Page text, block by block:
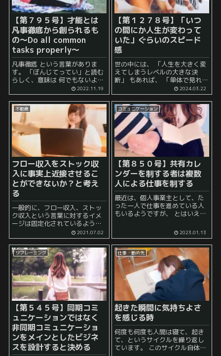
【第７９５号】才能とは
凡事徹底から創られるも
の～Do all common
tasks properly～
凡事徹底 という言葉がありま
す。 「ぼんじてってい」と読む
らしく、意味は 何でもないよう
な当たり前のことを徹底して行
う ということです。 どんな偉業
も小さなことから積み重ねから
始まるものですが、 その中...
2022.11.19
【第１２７８号】「いつ
の間にか人生が変わって
いた」ぐらいのスピード
感
世の中には、 「人生を大きく変
えてしまうレベルの大きな決
断」 もあれば、 「単体で見れば
大したことはないが、積み重な
ることによっていつの間にか人
生を変えてしまう決断」 もあり
ます。 前者は例えば、 起業...
2024.03.22
不動産
フロー収入をストック収
入に事実上近接させるこ
とができないか？と考え
る
一般的に、フロー収入、ストッ
ク収入という言葉に対するイメ
ージは固定化されているように
的には勤め人がもらえる給与所
得を指し、多くはこれは時間を
使ってお金に換える働き方を指
します。 一方で、ストック収...
2021.07.02
コミュニケーション
【第８５０号】共有カレ
ンダーを制する者は複数
人による仕事を制する
最近は、個人事業主として、た
った一人で仕事を進めている人
もいるようですが、 とはいえ、
事をしているのではなく、複数
人で仕事をしていることが多い
ようです。 例えば、一つの部署
であっても、 案件１...
2023.01.13
リフレーミング
【第５４５号】同期コミ
ュニケーションではなく
非同期コミュニケーショ
ンをメインとしたビジネ
スを設計すると決める
仕事・勤め先
起きた瞬間に気持ちよさ
を感じる時
何度も何度も人間は寝て、起き
て、というサイクルを繰り返し
ています。 このサイクル自体は